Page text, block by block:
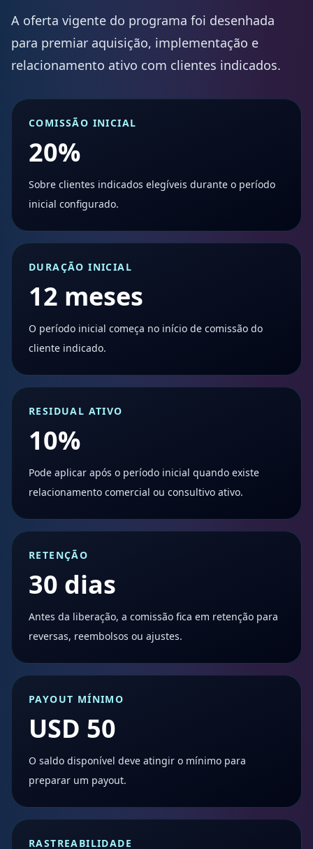
A oferta vigente do programa foi desenhada
para premiar aquisição, implementação e
relacionamento ativo com clientes indicados.
COMISSÃO INICIAL
20%
Sobre clientes indicados elegíveis durante o período
inicial configurado.
DURAÇÃO INICIAL
12 meses
O período inicial começa no início de comissão do
cliente indicado.
RESIDUAL ATIVO
10%
Pode aplicar após o período inicial quando existe
relacionamento comercial ou consultivo ativo.
RETENÇÃO
30 dias
Antes da liberação, a comissão fica em retenção para
reversas, reembolsos ou ajustes.
PAYOUT MÍNIMO
USD 50
O saldo disponível deve atingir o mínimo para
preparar um payout.
RASTREABILIDADE